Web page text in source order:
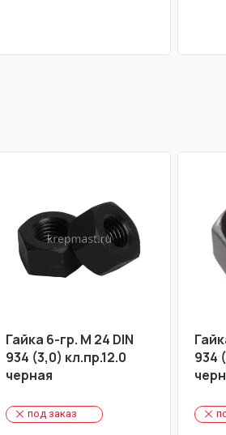
Гайка 6-гр. М 24 DIN
934 (3,0) кл.пр.12.0
черная
под заказ
934